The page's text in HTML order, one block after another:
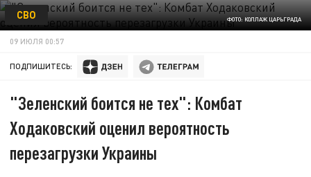
ФОТО: КОЛЛАЖ ЦАРЬГРАДА
СВО
09 ИЮЛЯ 00:57
ПОДПИШИТЕСЬ:
"Зеленский боится не тех": Комбат
Ходаковский оценил вероятность
перезагрузки Украины